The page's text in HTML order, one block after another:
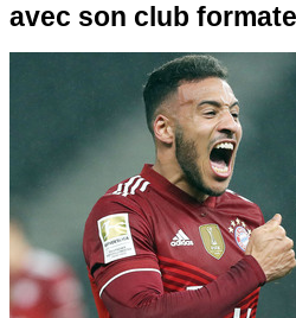
avec son club